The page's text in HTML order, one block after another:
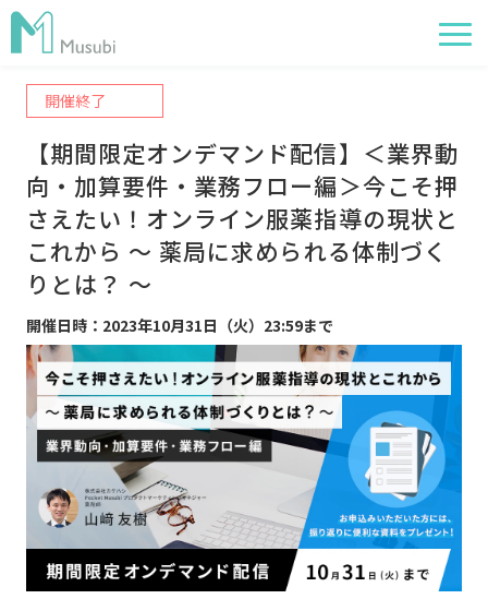
電子薬歴
服薬フォロー
経営管理
AI在庫管理
事例
サポート・価格
お役立ち情報
イベント
開催終了
【期間限定オンデマンド配信】＜業界動
向・加算要件・業務フロー編＞今こそ押
さえたい！オンライン服薬指導の現状と
これから ～ 薬局に求められる体制づく
りとは？ ～
開催日時：2023年10月31日（火）23:59まで